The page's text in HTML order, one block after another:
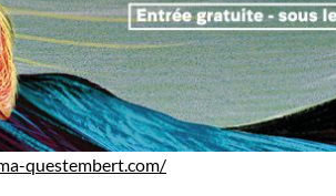
questembert.com/